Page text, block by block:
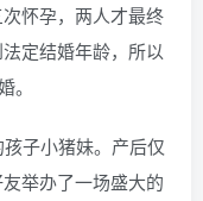
怀孕，两人才最终
定结婚年龄，所以
。
子小猪妹。产后仅
举办了一场盛大的